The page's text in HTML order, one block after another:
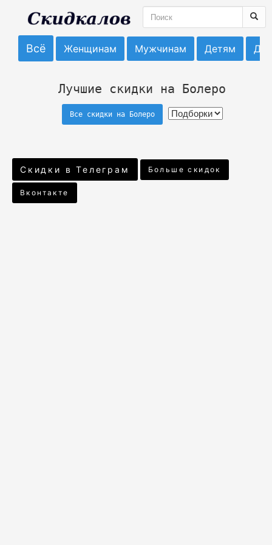
Всё Женщинам Мужчинам Детям
Лучшие скидки на Болеро
Все скидки на Болеро
Скидки в Телеграм Больше скидок
Вконтакте